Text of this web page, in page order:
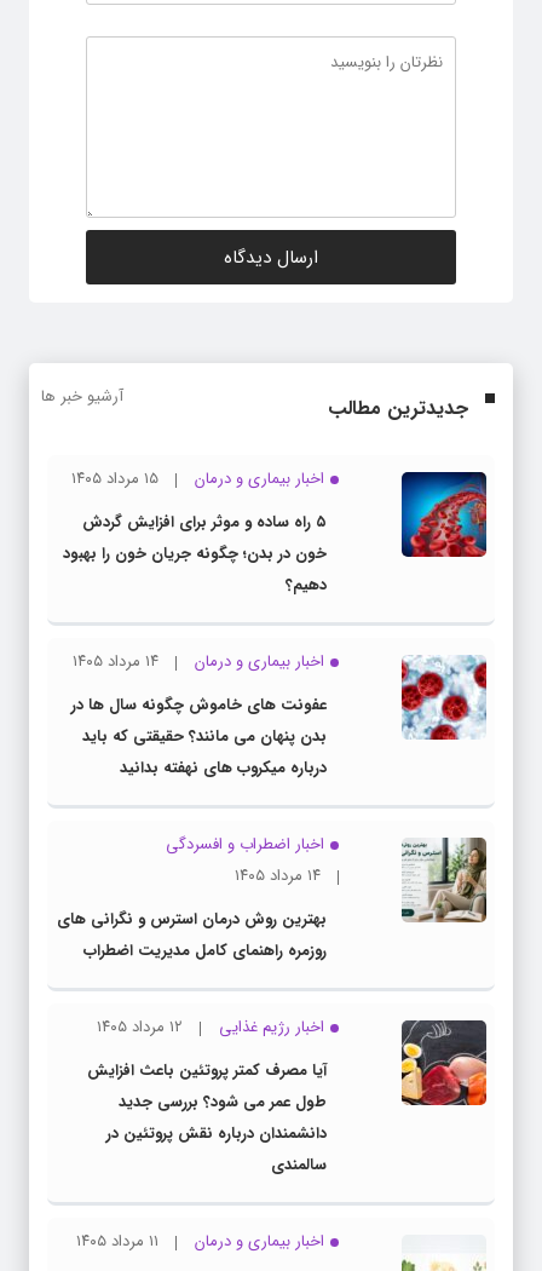
جدیدترین مطالب آرشیو خبر ها
اخبار بیماری و درمان
۱۵ مرداد ۱۴۰۵
۵ راه ساده و موثر برای افزایش گردش
خون در بدن؛ چگونه جریان خون را بهبود
دهیم؟
اخبار بیماری و درمان
۱۴ مرداد ۱۴۰۵
عفونت های خاموش چگونه سال ها در
بدن پنهان می مانند؟ حقیقتی که باید
درباره میکروب های نهفته بدانید
اخبار اضطراب و افسردگی
۱۴ مرداد ۱۴۰۵
بهترین روش درمان استرس و نگرانی های
روزمره راهنمای کامل مدیریت اضطراب
اخبار رژیم غذایی
۱۲ مرداد ۱۴۰۵
آیا مصرف کمتر پروتئین باعث افزایش
طول عمر می شود؟ بررسی جدید
دانشمندان درباره نقش پروتئین در
سالمندی
اخبار بیماری و درمان
۱۱ مرداد ۱۴۰۵